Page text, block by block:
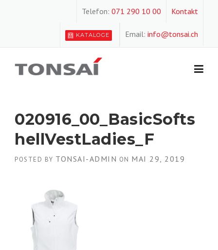
Kontakt
Telefon: 071 290 10 00
Email: info@tonsai.ch
KATALOGE
020916_00_BasicSofts
hellVestLadies_F
POSTED BY TONSAI-ADMIN ON MAI 29, 2019